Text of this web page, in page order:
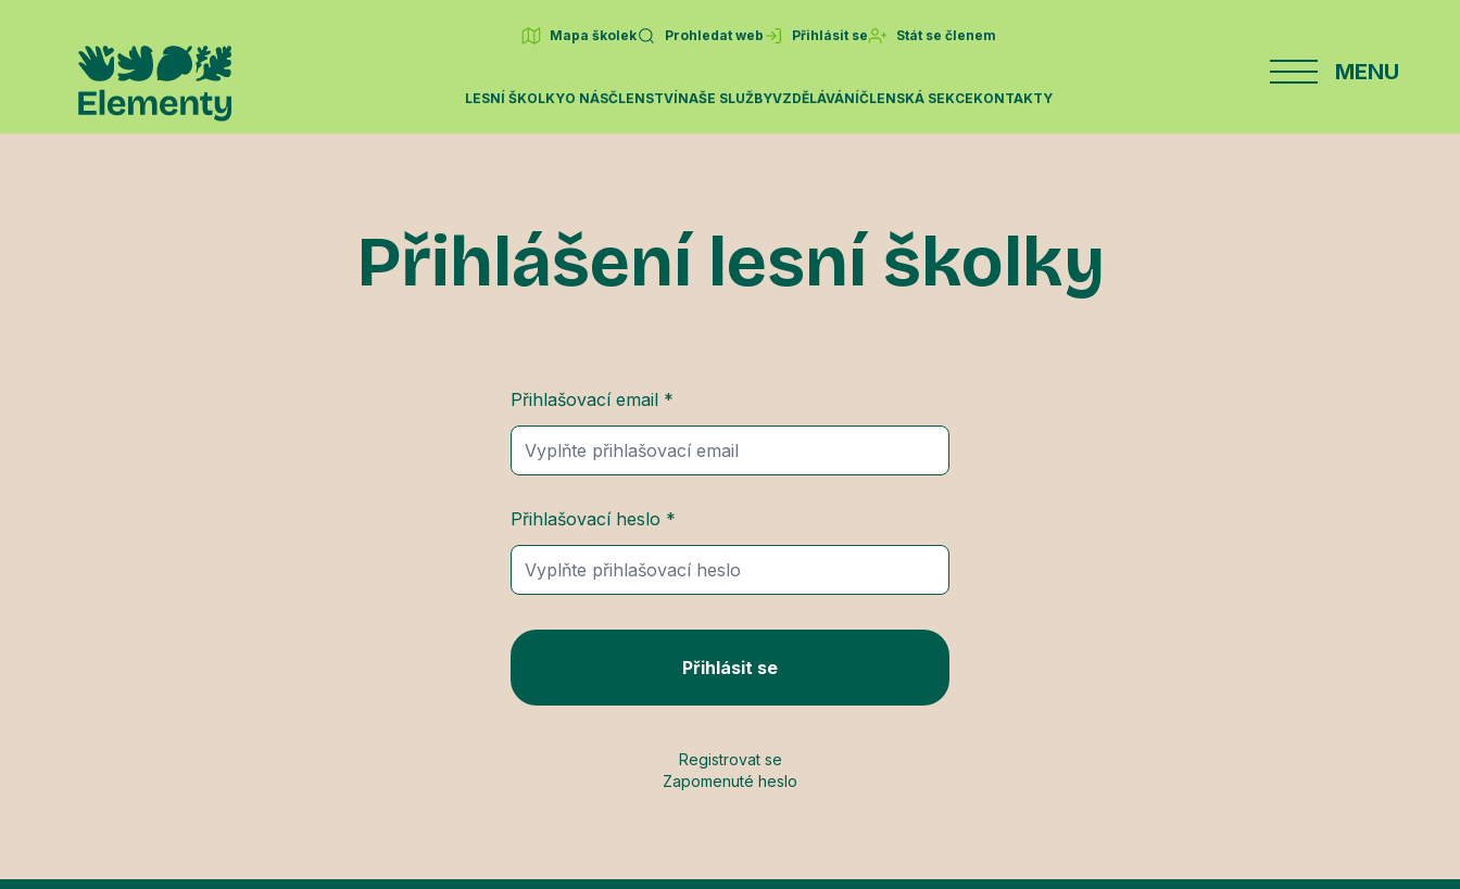
Mapa školek Prohledat web Přihlásit se Stát se členem
LESNÍ ŠKOLKYO NÁSČLENSTVÍNAŠE SLUŽBYVZDĚLÁVÁNÍČLENSKÁ SEKCEKONTAKTY
MENU
Přihlášení lesní školky
Přihlašovací email *
Přihlašovací heslo *
Přihlásit se
Registrovat se
Zapomenuté heslo